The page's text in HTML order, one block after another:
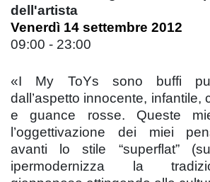
dell'artista
Venerdì 14 settembre 2012
09:00 - 23:00
«I My ToYs sono buffi
dall’aspetto innocente, infantile,
e guance rosse. Queste
l’oggettivazione dei miei
avanti lo stile “superflat”
ipermodernizza la